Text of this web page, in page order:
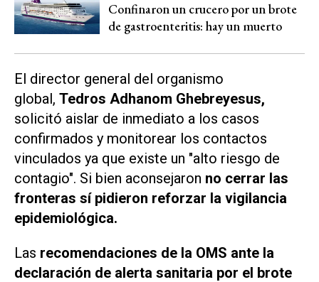
Confinaron un crucero por un brote
de gastroenteritis: hay un muerto
El director general del organismo
global, Tedros Adhanom Ghebreyesus,
solicitó aislar de inmediato a los casos
confirmados y monitorear los contactos
vinculados ya que existe un "alto riesgo de
contagio". Si bien aconsejaron no cerrar las
fronteras sí pidieron reforzar la vigilancia
epidemiológica.
Las recomendaciones de la OMS ante la
declaración de alerta sanitaria por el brote